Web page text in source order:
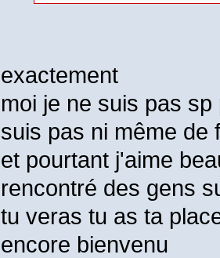
exactement
moi je ne suis pas
suis pas ni même de
et pourtant j'aime
rencontré des gens
tu veras tu as ta
encore bienvenu